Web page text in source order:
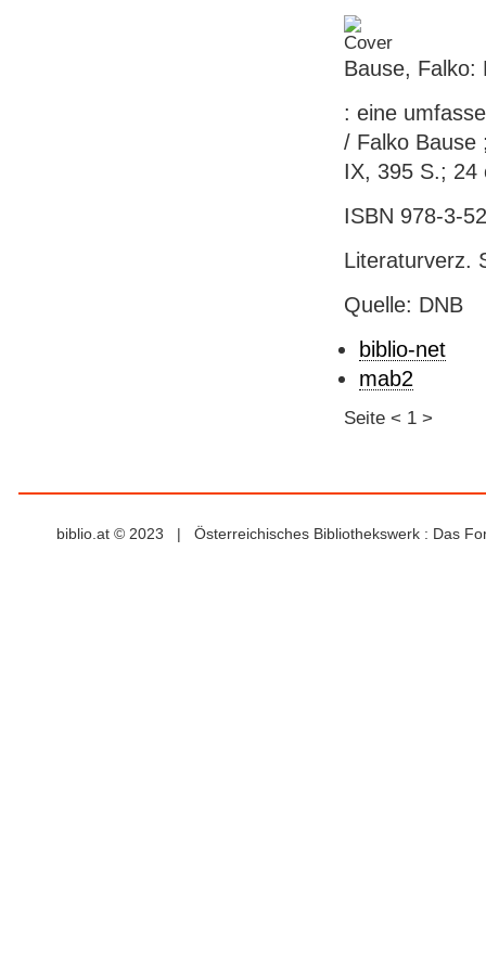
Bause, Falko:
: eine
/ Falko Bause
IX, 395 S.; 24
ISBN 978-3-
Literaturverz.
Quelle: DNB
biblio-net
mab2
Seite < 1 >
biblio.at © 2023 | Österreichisches Bibliothekswerk : Das